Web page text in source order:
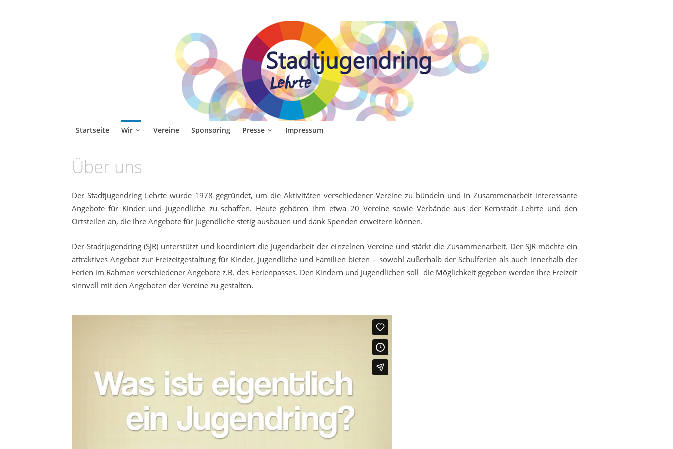
Stadtjugendring Lehrte
Themen, Veranstaltungen für junge Menschen in und um Lehrte.
Zum
Startseite Wir Vereine Sponsoring Presse Impressum
Über uns
Der Stadtjugendring Lehrte wurde 1978 gegründet, um die Aktivitäten verschiedener Vereine zu bündeln und in Zusammenarbeit interessante
Angebote für Kinder und Jugendliche zu schaffen. Heute gehören ihm etwa 20 Vereine sowie Verbände aus der Kernstadt Lehrte und den
Ortsteilen an, die ihre Angebote für Jugendliche stetig ausbauen und dank Spenden erweitern können.
Der Stadtjugendring (SJR) unterstützt und koordiniert die Jugendarbeit der einzelnen Vereine und stärkt die Zusammenarbeit. Der SJR möchte ein
attraktives Angebot zur Freizeitgestaltung für Kinder, Jugendliche und Familien bieten – sowohl außerhalb der Schulferien als auch innerhalb der
Ferien im Rahmen verschiedener Angebote z.B. des Ferienpasses. Den Kindern und Jugendlichen soll die Möglichkeit gegeben werden ihre Freizeit
sinnvoll mit den Angeboten der Vereine zu gestalten.